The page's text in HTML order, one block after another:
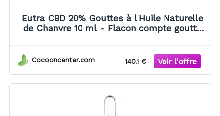
Eutra CBD 20% Gouttes à l'Huile Naturelle
de Chanvre 10 ml - Flacon compte goutte
Cocooncenter.com 140.1 €